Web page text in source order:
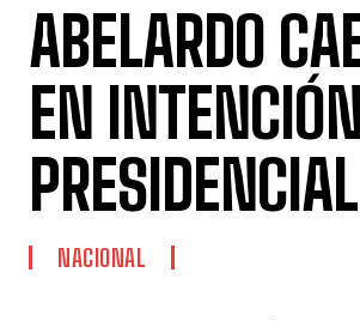
ABELARDO
EN
PRESIDENCIAL
NACIONAL